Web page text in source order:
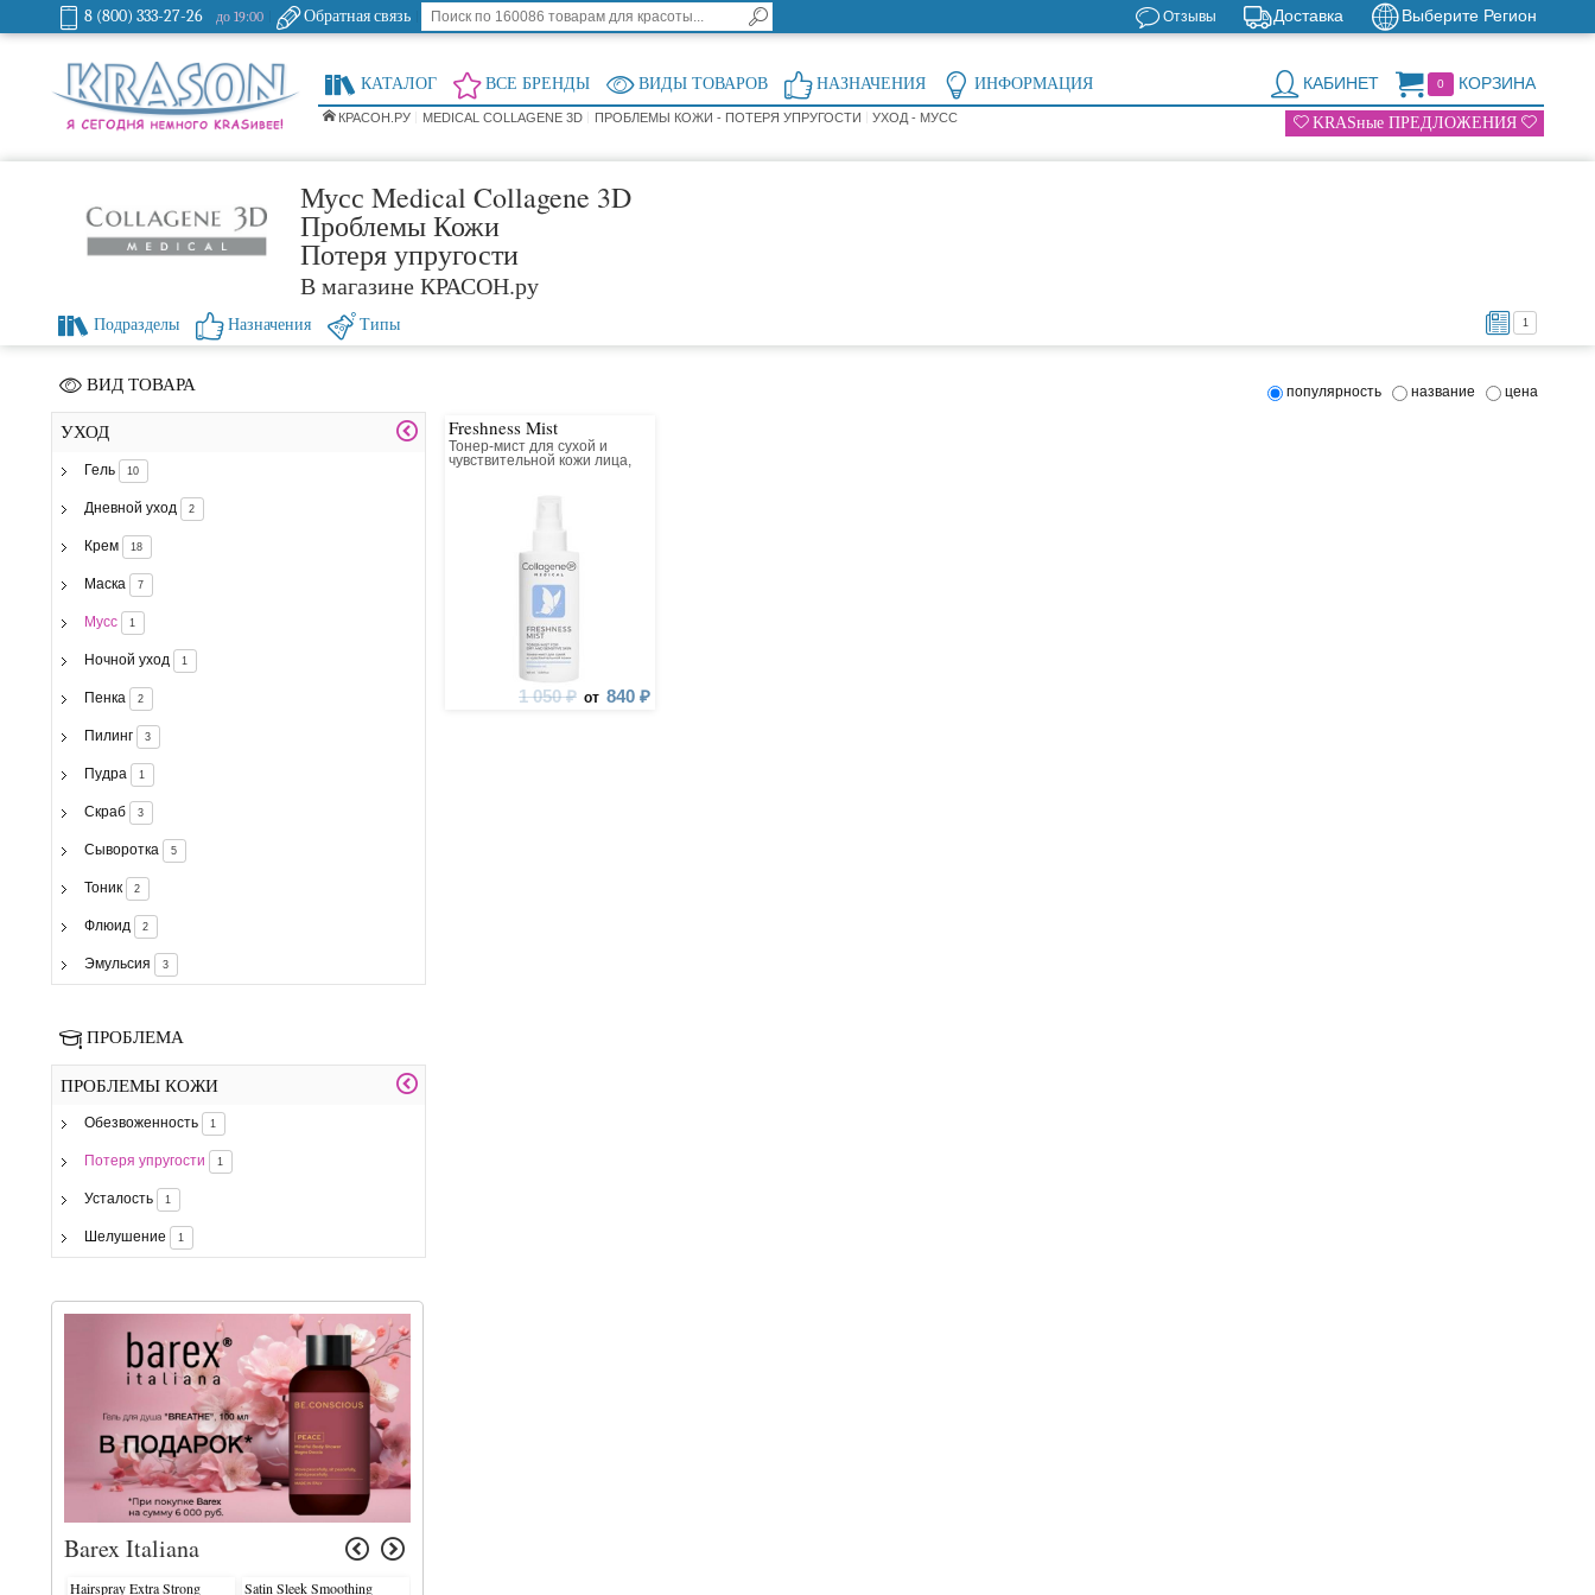
8 (800) 333-27-26 до 19:00 Обратная связь Выберите Регион
Доставка
Отзывы
0 КОРЗИНА
КАБИНЕТ
КАТАЛОГ ВСЕ БРЕНДЫ ВИДЫ ТОВАРОВ НАЗНАЧЕНИЯ ИНФОРМАЦИЯ
КРАСОН.РУ MEDICAL COLLAGENE 3D ПРОБЛЕМЫ КОЖИ - ПОТЕРЯ УПРУГОСТИ УХОД - МУСС KRASные ПРЕДЛОЖЕНИЯ
Мусс Medical Collagene 3D
Проблемы Кожи
Потеря упругости
В магазине КРАСОН.ру
1
Подразделы Назначения Типы
ВИД ТОВАРА
УХОД
Гель 10
Дневной уход 2
Крем 18
Маска 7
Мусс 1
Ночной уход 1
Пенка 2
Пилинг 3
Пудра 1
Скраб 3
Сыворотка 5
Тоник 2
Флюид 2
Эмульсия 3
ПРОБЛЕМА
ПРОБЛЕМЫ КОЖИ
Обезвоженность 1
Потеря упругости 1
Усталость 1
Шелушение 1
Barex Italiana
Hairspray Extra Strong Satin Sleek Smoothing
популярность название цена
Freshness Mist
Тонер-мист для сухой и
чувствительной кожи лица,
1 050 ₽ от 840 ₽